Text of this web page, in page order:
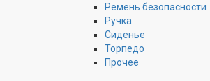
Ремень безопасности
Ручка
Сиденье
Торпедо
Прочее